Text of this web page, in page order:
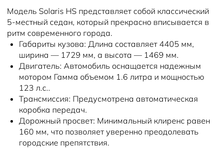
Модель Solaris HS представляет собой классический
5-местный седан, который прекрасно вписывается в
ритм современного города.
Габариты кузова: Длина составляет 4405 мм,
ширина — 1729 мм, а высота — 1469 мм.
Двигатель: Автомобиль оснащается надежным
мотором Гамма объемом 1.6 литра и мощностью
123 л.с..
Трансмиссия: Предусмотрена автоматическая
коробка передач.
Дорожный просвет: Минимальный клиренс равен
160 мм, что позволяет уверенно преодолевать
городские препятствия.